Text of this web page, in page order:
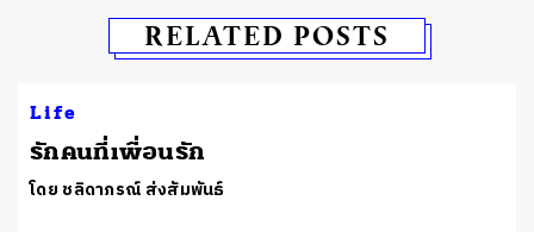
RELATED POSTS
Life
รักคนที่เพื่อนรัก
โดย ชลิดาภรณ์ ส่งสัมพันธ์